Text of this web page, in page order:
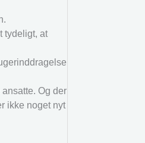
tydeligt, at
Og der
ikke noget nyt